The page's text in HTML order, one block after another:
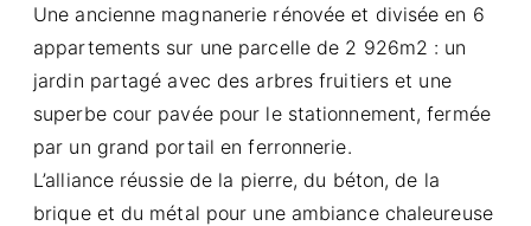
Une ancienne magnanerie rénovée et divisée en 6
appartements sur une parcelle de 2 926m2 : un
jardin partagé avec des arbres fruitiers et une
superbe cour pavée pour le stationnement, fermée
par un grand portail en ferronnerie.
L’alliance réussie de la pierre, du béton, de la
brique et du métal pour une ambiance chaleureuse